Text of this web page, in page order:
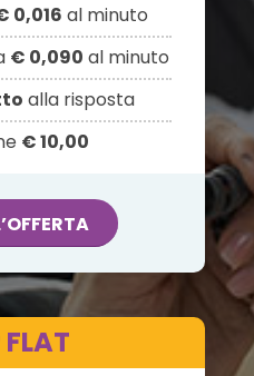
0,016 al minuto
€ 0,090 al minuto
alla risposta
€ 10,00